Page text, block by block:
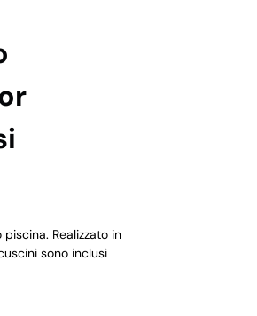
Realizzato in
sono inclusi